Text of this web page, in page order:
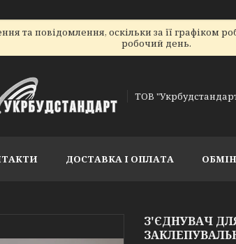
та повідомлення, оскільки за її графіком
робочий день.
ТОВ
ДОСТАВКА І ОПЛАТА
З'ЄДНУВАЧ